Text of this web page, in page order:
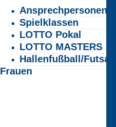
Ansprechpersonen
Spielklassen
LOTTO Pokal
LOTTO MASTERS
Hallenfußball/Futsal
Frauen